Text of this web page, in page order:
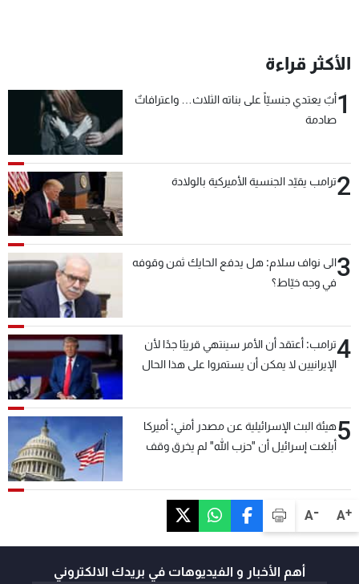
A+
A-
الأكثر قراءة
1أبٌ يعتدي جنسيّاً على بناته الثلاث… واعترافاتٌ
صادمة
2ترامب يقيّد الجنسية الأميركية بالولادة
3الى نواف سلام: هل يدفع الحايك ثمن وقوفه
في وجه خيّاط؟
4ترامب: أعتقد أن الأمر سينتهي قريبًا جدًا لأن
الإيرانيين لا يمكن أن يستمروا على هذا الحال
5هيئة البث الإسرائيلية عن مصدر أمني: أميركا
أبلغت إسرائيل أن "حزب الله" لم يخرق وقف
أهم الأخبار و الفيديوهات في بريدك الالكتروني